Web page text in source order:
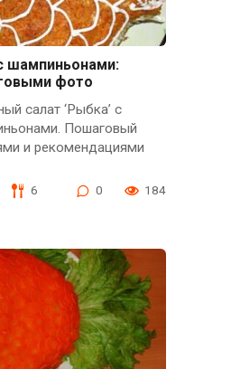
шампиньонами:
фото
салат ‘Рыбка’ с
Пошаговый
и рекомендациями
6 0 184